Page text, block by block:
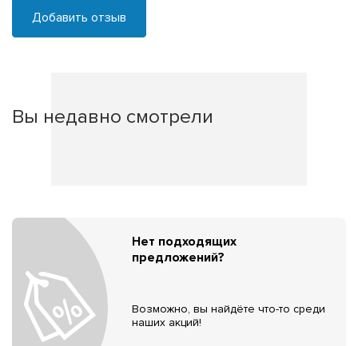
Добавить отзыв
Вы недавно смотрели
Нет подходящих
предложений?
Возможно, вы найдёте что-то среди
наших акций!